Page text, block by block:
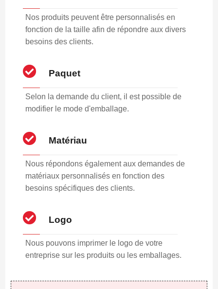
Nos produits peuvent être personnalisés en
fonction de la taille afin de répondre aux divers
besoins des clients.
Paquet
Selon la demande du client, il est possible de
modifier le mode d'emballage.
Matériau
Nous répondons également aux demandes de
matériaux personnalisés en fonction des
besoins spécifiques des clients.
Logo
Nous pouvons imprimer le logo de votre
entreprise sur les produits ou les emballages.